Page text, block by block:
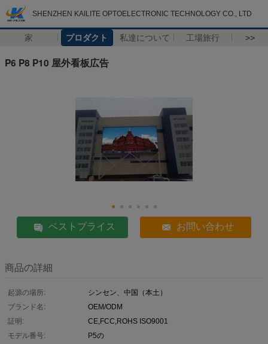
SHENZHEN KAILITE OPTOELECTRONIC TECHNOLOGY CO., LTD
家 プロダクト 私達について 工場旅行 >>
P6 P8 P10 屋外看板広告
ベストプライス お問い合わせ
商品の詳細
起源の場所:
シンセン、中国（本土）
ブランド名:
OEM/ODM
証明:
CE,FCC,ROHS ISO9001
モデル番号:
P5の